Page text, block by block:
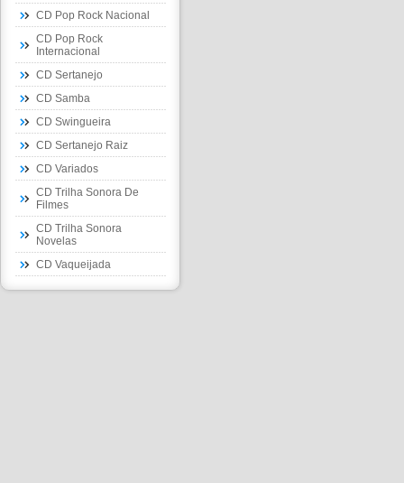
CD Pop Rock Nacional
CD Pop Rock
Internacional
CD Sertanejo
CD Samba
CD Swingueira
CD Sertanejo Raiz
CD Variados
CD Trilha Sonora De
Filmes
CD Trilha Sonora
Novelas
CD Vaqueijada